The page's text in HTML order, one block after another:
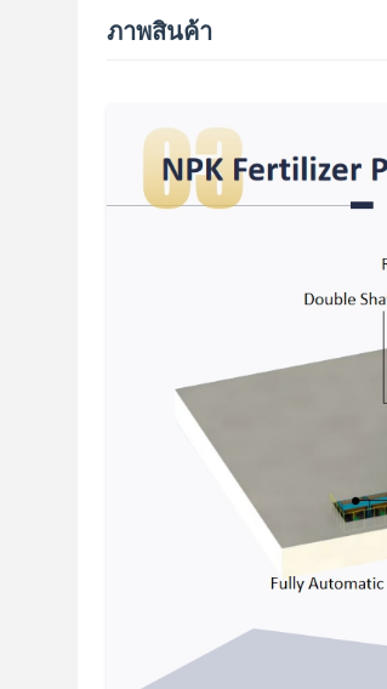
ภาพสินค้า